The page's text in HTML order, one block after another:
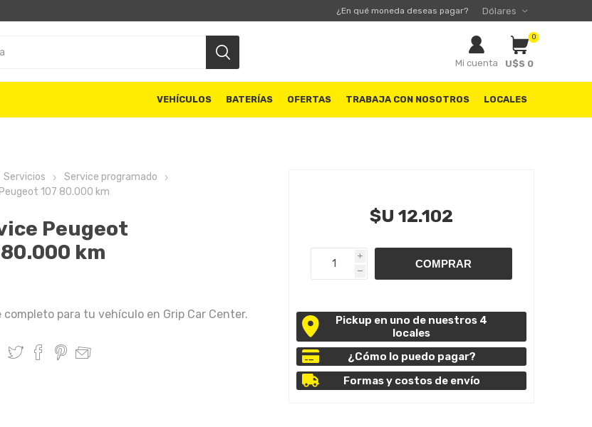
¿En qué moneda deseas pagar?
Mi cuenta
0
U$S 0
VEHÍCULOS BATERÍAS OFERTAS TRABAJA CON NOSOTROS LOCALES
Servicios
Service programado
107 80.000 km
Peugeot
km
completo para tu vehículo en Grip Car Center.
$U 12.102
i
h
Pickup en uno de nuestros 4
locales
¿Cómo lo puedo pagar?
Formas y costos de envío